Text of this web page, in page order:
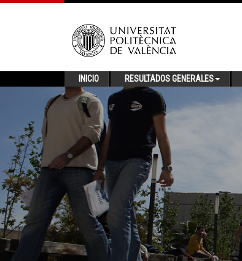
INICIO RESULTADOS GENERALES